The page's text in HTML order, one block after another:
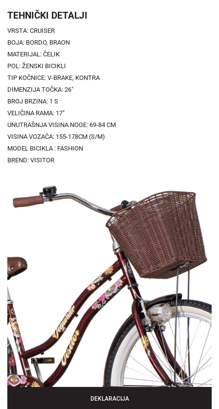
TEHNIČKI DETALJI
VRSTA: CRUISER
BOJA: BORDO, BRAON
MATERIJAL: ČELIK
POL: ŽENSKI BICIKLI
TIP KOČNICE: V-BRAKE, KONTRA
DIMENZIJA TOČKA: 26"
BROJ BRZINA: 1 S
VELIČINA RAMA: 17"
UNUTRAŠNJA VISINA NOGE: 69-84 CM
VISINA VOZAČA: 155-178CM (S/M)
MODEL BICIKLA : FASHION
BREND: VISITOR
DEKLARACIJA